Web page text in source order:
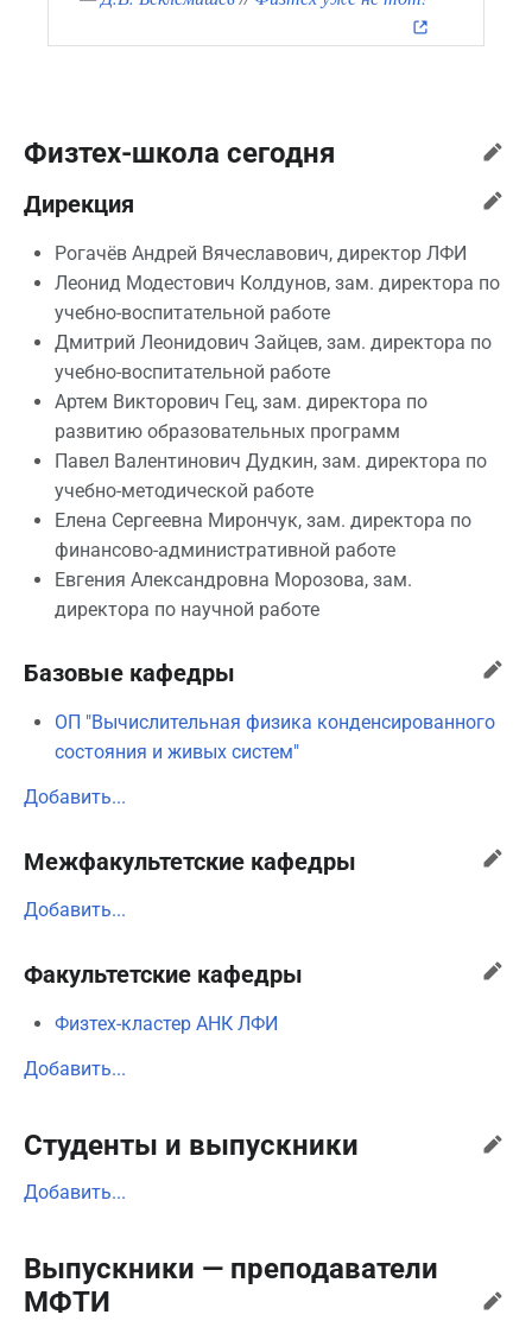
Физтех-школа сегодня
Дирекция
Рогачёв Андрей Вячеславович, директор ЛФИ
Леонид Модестович Колдунов, зам. директора по
учебно-воспитательной работе
Дмитрий Леонидович Зайцев, зам. директора по
учебно-воспитательной работе
Артем Викторович Гец, зам. директора по
развитию образовательных программ
Павел Валентинович Дудкин, зам. директора по
учебно-методической работе
Елена Сергеевна Мирончук, зам. директора по
финансово-административной работе
Евгения Александровна Морозова, зам.
директора по научной работе
Базовые кафедры
ОП "Вычислительная физика конденсированного
состояния и живых систем"
Добавить...
Межфакультетские кафедры
Добавить...
Факультетские кафедры
Физтех-кластер АНК ЛФИ
Добавить...
Студенты и выпускники
Добавить...
Выпускники — преподаватели
МФТИ